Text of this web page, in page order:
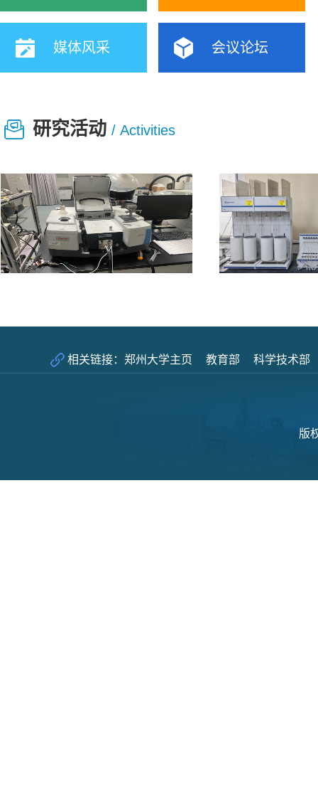
媒体风采 会议论坛
研究活动 / Activities
相关链接： 郑州大学主页 教育部 科学技术部
版